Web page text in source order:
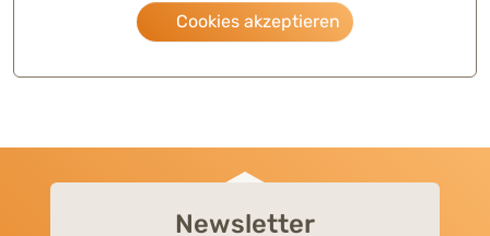
Cookies akzeptieren
Newsletter